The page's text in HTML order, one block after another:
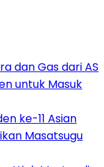
dan Gas dari AS
untuk Masuk
ke-11 Asian
Masatsugu